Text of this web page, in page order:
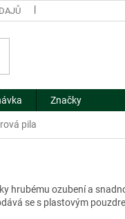
Značky
pila
hrubému ozubení a
se s plastovým